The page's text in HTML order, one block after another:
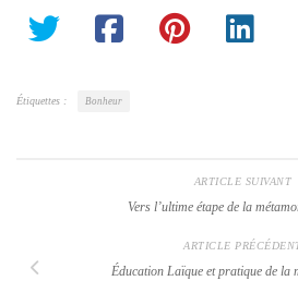
Étiquettes : Bonheur
ARTICLE SUIVANT
Vers l’ultime étape de la
ARTICLE
Éducation Laïque et pratique de la